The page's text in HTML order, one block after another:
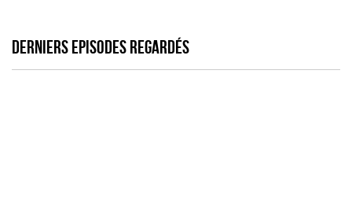
DERNIERS EPISODES REGARDÉS